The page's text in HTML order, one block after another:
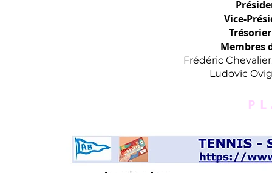
Vice-
Membres
Frédéric
Ludovic